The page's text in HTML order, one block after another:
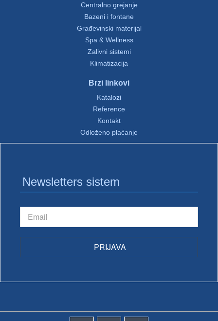
Centralno grejanje
Bazeni i fontane
Građevinski materijal
Spa & Wellness
Zalivni sistemi
Klimatizacija
Brzi linkovi
Katalozi
Reference
Kontakt
Odloženo plaćanje
Newsletters sistem
PRIJAVA